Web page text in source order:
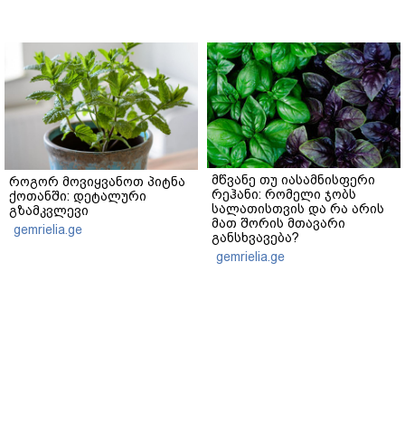
როგორ მოვიყვანოთ პიტნა
ქოთანში: დეტალური
გზამკვლევი
gemrielia.ge
მწვანე თუ იასამნისფერი
რეჰანი: რომელი ჯობს
სალათისთვის და რა არის
მათ შორის მთავარი
განსხვავება?
gemrielia.ge